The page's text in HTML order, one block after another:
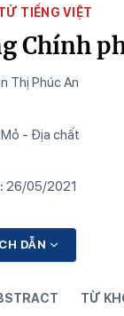
TIẾNG VIỆT
Chính
Thị Phúc An
- Địa chất
26/05/2021
DẪN
TỪ